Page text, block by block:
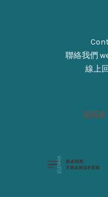
聯絡我們
線上